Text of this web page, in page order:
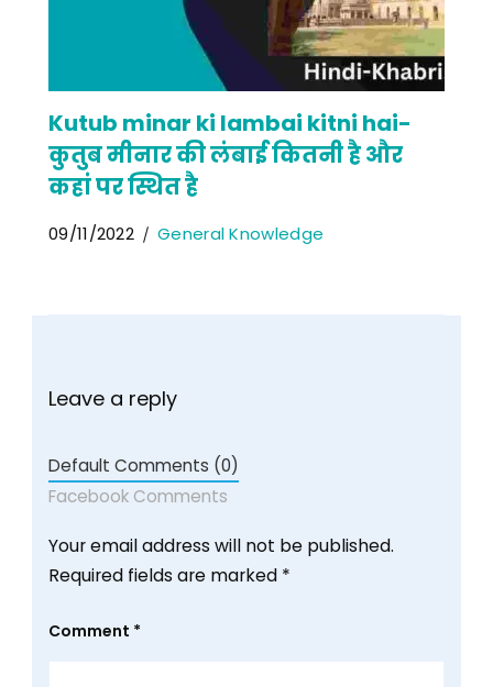
Kutub minar ki lambai kitni hai-
कुतुब मीनार की लंबाई कितनी है और
कहां पर स्थित है
09/11/2022 General Knowledge
Leave a reply
Default Comments (0)
Facebook Comments
Your email address will not be published.
Required fields are marked *
Comment *